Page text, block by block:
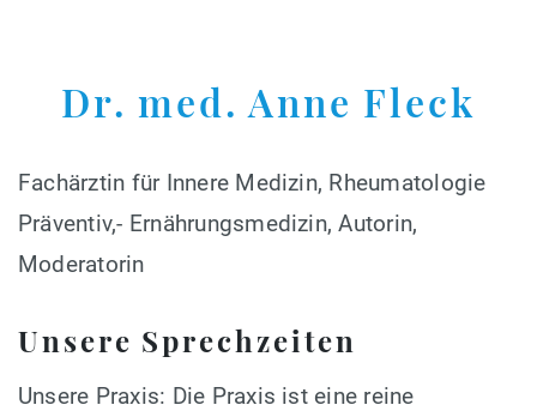
Dr. med. Anne Fleck
Fachärztin für Innere Medizin, Rheumatologie
Präventiv,- Ernährungsmedizin, Autorin,
Moderatorin
Unsere Sprechzeiten
Unsere Praxis: Die Praxis ist eine reine